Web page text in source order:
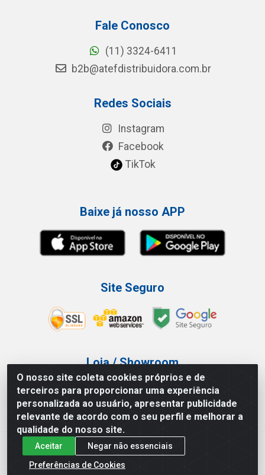
O nosso site coleta cookies próprios e de
terceiros para proporcionar uma experiência
personalizada ao usuário, apresentar publicidade
relevante de acordo com o seu perfil e melhorar a
qualidade do nosso site.
Aceitar
Negar não essenciais
Preferências de Cookies
Fale Conosco
(11) 3324-6411
b2b@atefdistribuidora.com.br
Redes Sociais
Instagram
Facebook
TikTok
Baixe já nosso APP
Site Seguro
Loja / Showroom
Tel.: (11) 3227-0546
Av Vautier, 587/597 - Pari - São Paulo/SP
Atef Distribuidora LTDA - Av. Vautier, 585/597 - Pari - São
Paulo/SP - CEP 03.032-000 - CNPJ 27.717.135/0001-29